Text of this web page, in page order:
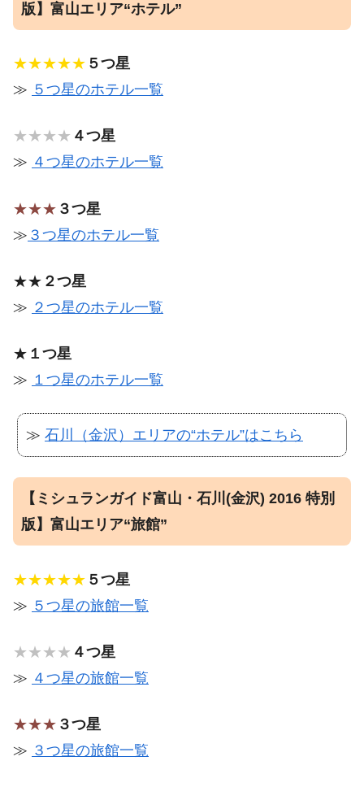
版】富山エリア“ホテル”
★★★★★ ５つ星
≫ ５つ星のホテル一覧
★★★★ ４つ星
≫ ４つ星のホテル一覧
★★★ ３つ星
≫ ３つ星のホテル一覧
★★ ２つ星
≫ ２つ星のホテル一覧
★ １つ星
≫ １つ星のホテル一覧
≫ 石川（金沢）エリアの“ホテル”はこちら
【ミシュランガイド富山・石川(金沢) 2016 特別
版】富山エリア“旅館”
★★★★★ ５つ星
≫ ５つ星の旅館一覧
★★★★ ４つ星
≫ ４つ星の旅館一覧
★★★ ３つ星
≫ ３つ星の旅館一覧